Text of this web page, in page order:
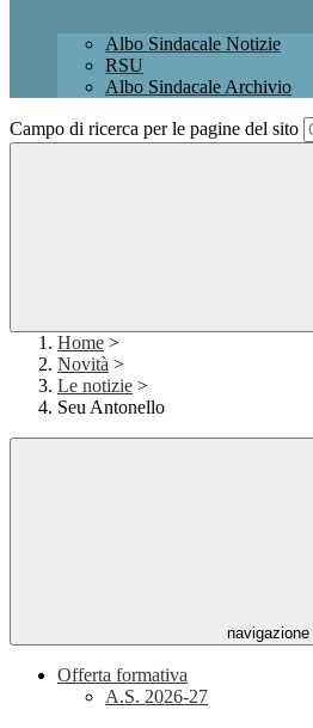
Albo Sindacale Notizie
RSU
Albo Sindacale Archivio
Campo di ricerca per le pagine del sito
Home >
Novità >
Le notizie >
Seu Antonello
navigazione
Offerta formativa
A.S. 2026-27